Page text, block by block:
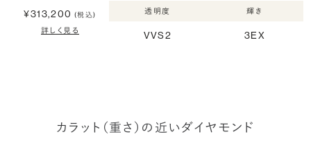
¥313,200 (税込)
詳しく見る
透明度
VVS2
輝き
3EX
カラット（重さ）の近いダイヤモンド